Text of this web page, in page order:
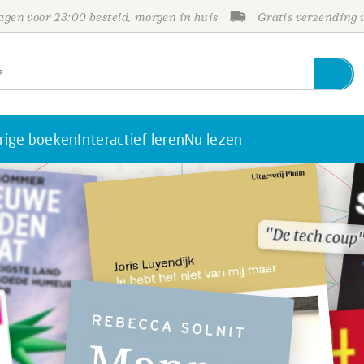
voor 23:00 besteld, morgen in huis Gratis verzending
boekenInteractief lerenNu lezen
"De tech
"De tech